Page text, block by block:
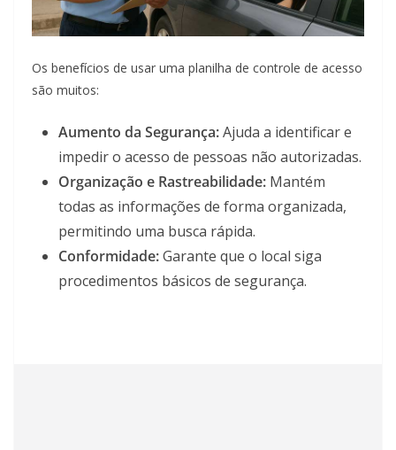
Os benefícios de usar uma planilha de controle de acesso
são muitos:
Aumento da Segurança:Ajuda a identificar e
impedir o acesso de pessoas não autorizadas.
Organização e Rastreabilidade: Mantém
todas as informações de forma organizada,
permitindo uma busca rápida.
Conformidade:Garante que o local siga
procedimentos básicos de segurança.